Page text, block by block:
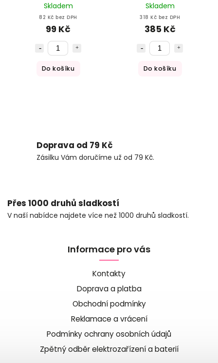
Skladem
82 Kč bez DPH
99 Kč
Do košíku
Skladem
318 Kč bez DPH
385 Kč
Do košíku
Doprava od 79 Kč
Zásilku Vám doručíme už od 79 Kč.
Přes 1000 druhů sladkostí
V naší nabídce najdete více než 1000 druhů sladkostí.
Informace pro vás
Kontakty
Doprava a platba
Obchodní podmínky
Reklamace a vrácení
Podmínky ochrany osobních údajů
Zpětný odběr elektrozařízení a baterií